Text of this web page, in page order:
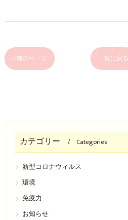
< 前のページ 一覧に戻る
カテゴリー Categories
新型コロナウィルス
環境
免疫力
お知らせ